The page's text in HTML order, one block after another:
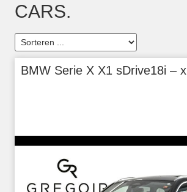
CARS.
BMW Serie X X1 sDrive18i –